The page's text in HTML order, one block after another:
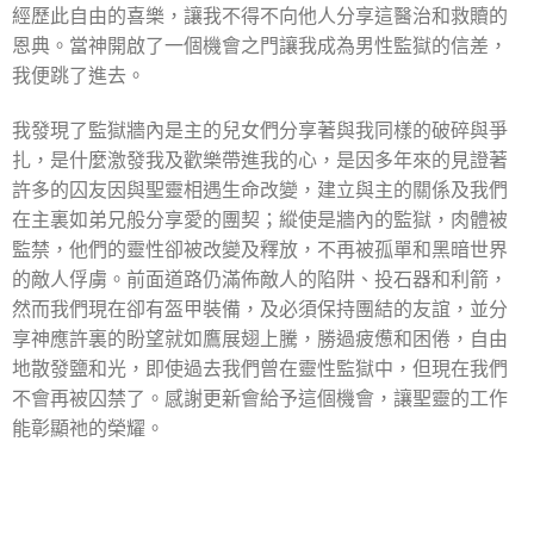
經歷此自由的喜樂，讓我不得不向他人分享這醫治和救贖的
恩典。當神開啟了一個機會之門讓我成為男性監獄的信差，
我便跳了進去。
我發現了監獄牆內是主的兒女們分享著與我同樣的破碎與爭
扎，是什麼激發我及歡樂帶進我的心，是因多年來的見證著
許多的囚友因與聖靈相遇生命改變，建立與主的關係及我們
在主裏如弟兄般分享愛的團契；縱使是牆內的監獄，肉體被
監禁，他們的靈性卻被改變及釋放，不再被孤單和黑暗世界
的敵人俘虜。前面道路仍滿佈敵人的陷阱、投石器和利箭，
然而我們現在卻有盔甲裝備，及必須保持團結的友誼，並分
享神應許裏的盼望就如鷹展翅上騰，勝過疲憊和困倦，自由
地散發鹽和光，即使過去我們曾在靈性監獄中，但現在我們
不會再被囚禁了。感謝更新會給予這個機會，讓聖靈的工作
能彰顯祂的榮耀。